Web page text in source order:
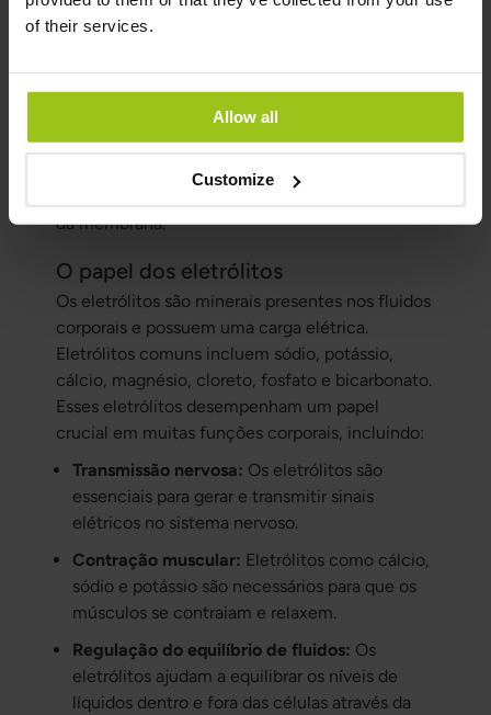
of their services.
Allow all
Customize
Osmose e equilíbrio de fluidos
move através de uma membrana semipermeável
(como a membrana celular) de uma região com
baixa concentração de solutos para uma região
com alta concentração de solutos. Isso ajuda a
da membrana.
O papel dos eletrólitos
Os eletrólitos são minerais presentes nos fluidos
corporais e possuem uma carga elétrica.
Eletrólitos comuns incluem sódio, potássio,
cálcio, magnésio, cloreto, fosfato e bicarbonato.
Esses eletrólitos desempenham um papel
crucial em muitas funções corporais, incluindo:
Transmissão nervosa: Os eletrólitos são
essenciais para gerar e transmitir sinais
elétricos no sistema nervoso.
Contração muscular: Eletrólitos como cálcio,
sódio e potássio são necessários para que os
músculos se contraiam e relaxem.
Regulação do equilíbrio de fluidos: Os
eletrólitos ajudam a equilibrar os níveis de
líquidos dentro e fora das células através da